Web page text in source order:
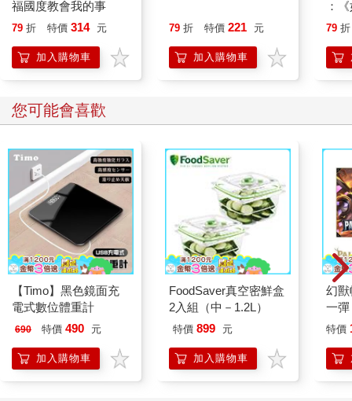
我們將詳細說明，共通化程序如何將以下六種不同的起點，簡約
至一個陳述問題的共通形式。
5.2.1 解決方案概念 我們最常見到的起點或許是：還沒有陳述該解
決的問題（也就是某人所感受到的和所期望的），就開始思考解
決方案。請參考下列實例。
某業務經理告訴某系統分析師：「我們的銷售力報告，需要更鮮
明的碳粉影本。」系統分析師並沒有立即去找使碳粉更鮮明的方
法，而問說：「鮮明碳粉能幫你解決什麼問題？」經理解釋：目
前的碳粉無法印出優質影本，業務員看報告很吃力。「所以，」
分析師說：「你希望每一個業務員都有一份清晰的報告。而且，
你目前將我們給你的報告，影印許多份？」經過這番問與答，問
題被重新界定：業務經理的需求是，他的四百個業務員，每人都
能準時獲得一份清晰的報告──這是一件非常簡單的事，只需將現
有的內部網路查詢系統略做修改。這個問題的最後解決方案與鮮
明碳粉無關，甚至與紙張無關。另一個例子是，某大學校長說：
「我們必須研究出一個吸引更多學生的方法。」但校長先生並沒
人認為，「更多學生」是指更多傑出的學生。有些人認為，「更
多學生」的目的是為了增加某些系所的助教職位。另有一些人認
福國度教會我的事
79 折 特價 314 元
加入購物車
79 折 特價 221 元
加入購物車
：
喵
79 折
您可能會喜歡
【Timo】黑色鏡面充
電式數位體重計
690 特價 490 元
加入購物車
FoodSaver真空密鮮盒
2入組（中－1.2L）
特價 899 元
加入購物車
幻
一
組
特價